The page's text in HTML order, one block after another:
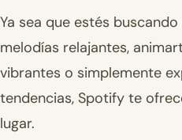
Ya sea que estés
melodías relajantes,
vibrantes o simplemente
tendencias, Spotify te
lugar.